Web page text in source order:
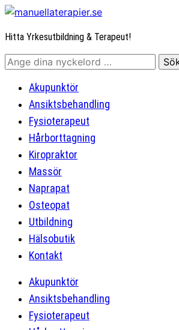
Hitta Yrkesutbildning & Terapeut!
Akupunktör
Ansiktsbehandling
Fysioterapeut
Hårborttagning
Kiropraktor
Massör
Naprapat
Osteopat
Utbildning
Hälsobutik
Kontakt
Akupunktör
Ansiktsbehandling
Fysioterapeut